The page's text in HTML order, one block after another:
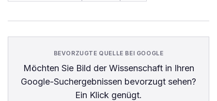
BEVORZUGTE QUELLE BEI GOOGLE
Möchten Sie Bild der Wissenschaftin Ihren
Google-Suchergebnissen bevorzugt sehen?
Ein Klick genügt.